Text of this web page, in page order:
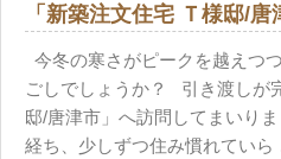
「新築注文住宅 Ｔ様邸/
今冬の寒さがピークを越えつ
ごしでしょうか？ 引き渡しが
邸/唐津市」へ訪問してまいり
経ち、少しずつ住み慣れてい